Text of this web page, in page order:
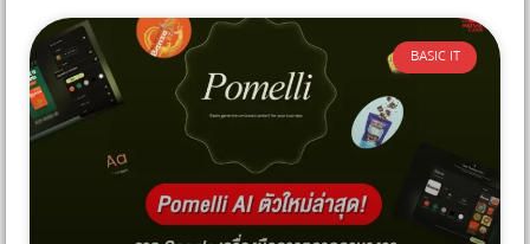
BASIC IT